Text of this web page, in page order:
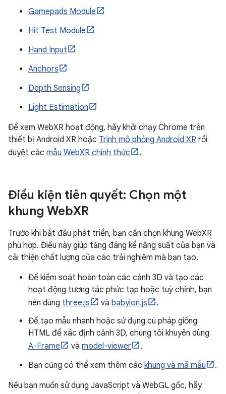
Gamepads Module
Hit Test Module
Hand Input
Anchors
Depth Sensing
Light Estimation
Để xem WebXR hoạt động, hãy khởi chạy Chrome trên
thiết bị Android XR hoặc Trình mô phỏng Android XR rồi
duyệt các mẫu WebXR chính thức .
Điều kiện tiên quyết: Chọn một
khung WebXR
Trước khi bắt đầu phát triển, bạn cần chọn khung WebXR
phù hợp. Điều này giúp tăng đáng kể năng suất của bạn và
cải thiện chất lượng của các trải nghiệm mà bạn tạo.
Để kiểm soát hoàn toàn các cảnh 3D và tạo các
hoạt động tương tác phức tạp hoặc tuỳ chỉnh, bạn
nên dùng three.js và babylon.js
.
Để tạo mẫu nhanh hoặc sử dụng cú pháp giống
HTML để xác định cảnh 3D, chúng tôi khuyên dùng
A-Frame
và model-viewer
.
Bạn cũng có thể xem thêm các khung và mã mẫu
.
Nếu bạn muốn sử dụng JavaScript và WebGL gốc, hãy